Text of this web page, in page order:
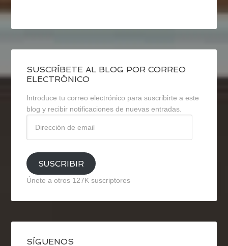
SUSCRÍBETE AL BLOG POR CORREO
ELECTRÓNICO
Introduce tu correo electrónico para suscribirte a este
blog y recibir notificaciones de nuevas entradas.
email
SUSCRIBIR
Únete a otros 127K suscriptores
SÍGUENOS